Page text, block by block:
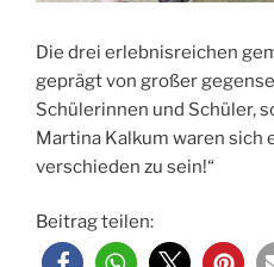
Die drei erlebnisreichen
geprägt von großer
Schülerinnen und Schüler,
Martina Kalkum waren sich
verschieden zu sein!“
Beitrag teilen: